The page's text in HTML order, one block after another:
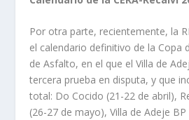
Por otra parte, recientemente, la
el calendario definitivo de la Copa
de Asfalto, en el que el Villa de
tercera prueba en disputa, y que
total: Do Cocido (21-22 de abril),
(26-27 de mayo), Villa de Adeje